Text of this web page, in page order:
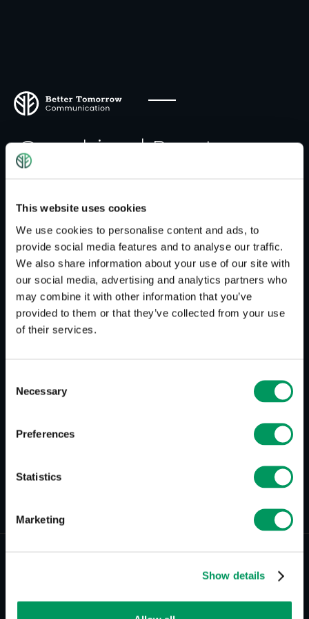
This website uses cookies
We use cookies to personalise content and ads, to
provide social media features and to analyse our traffic.
We also share information about your use of our site with
our social media, advertising and analytics partners who
may combine it with other information that you’ve
provided to them or that they’ve collected from your use
of their services.
Selection
Necessary
Preferences
Statistics
Marketing
Show details
Coaching | Beratung
Personen mit Führungs, /-Steuerungsffunktionen
und von Experten im
Unternehmen/Organisationen. Es handelt sich
hier um einen Sammelbegriff für verschiedene
Beratungsmethoden. Das Ziel vom Coaching ist
die Weiterentwicklung von individuellen oder
kollektiven Lern- und Leistungsprozessen.